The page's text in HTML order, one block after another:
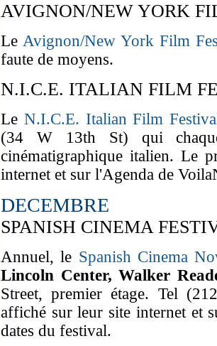
AVIGNON/NEW YORK
LeAvignon/New York Film
faute de moyens.
N.I.C.E. ITALIAN FILM
Le N.I.C.E. Italian Film
(34 W 13th St) qui
cinématigraphique italien. Le
internet et sur l'Agenda de
DECEMBRE
SPANISH CINEMA
Annuel, le Spanish Cinema
Lincoln Center, Walker
Street, premier étage. Tel
affiché sur leur site internet et
dates du festival.